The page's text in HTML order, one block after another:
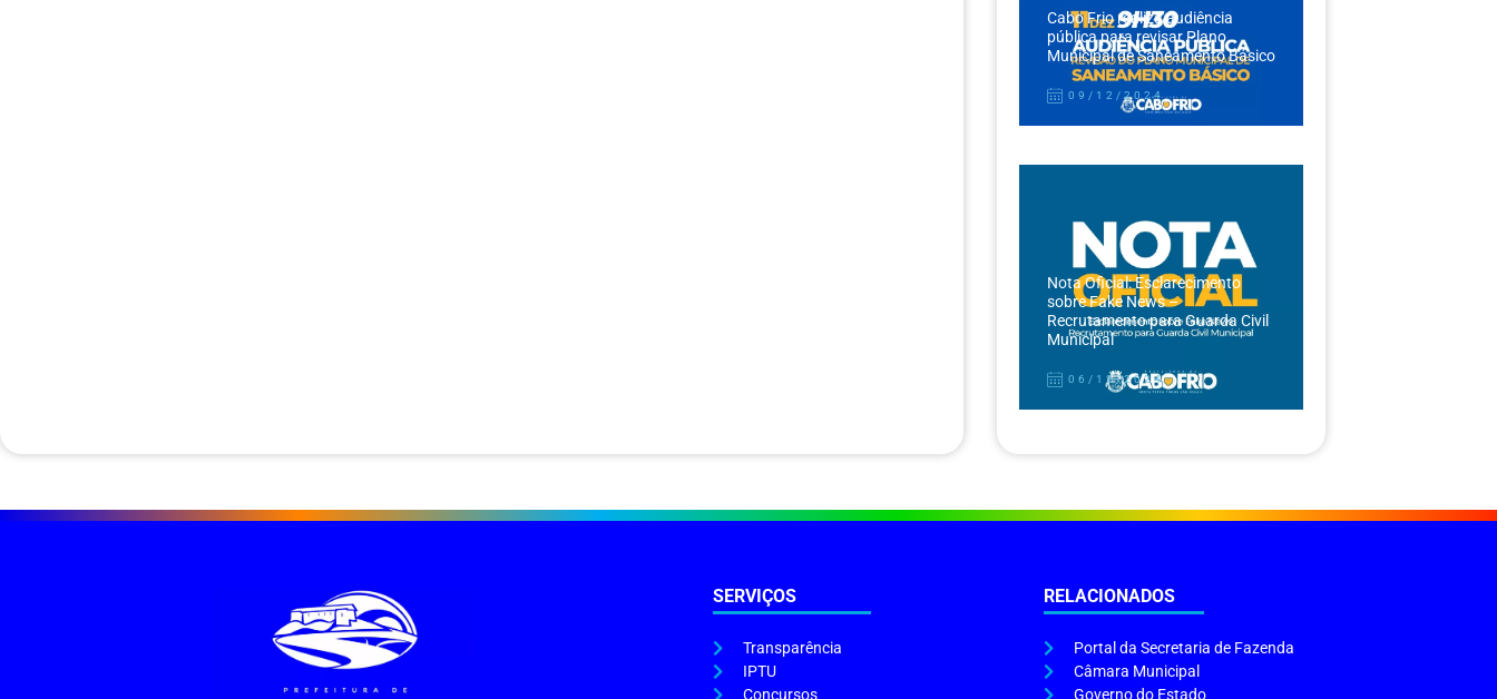
Cabo Frio realiza audiência
pública para revisar Plano
Municipal de Saneamento Básico
09/12/2024
Nota Oficial: Esclarecimento
sobre Fake News –
Recrutamento para Guarda Civil
Municipal
06/12/2024
SERVIÇOS
Transparência
IPTU
Concursos
RELACIONADOS
Portal da Secretaria de Fazenda
Câmara Municipal
Governo do Estado